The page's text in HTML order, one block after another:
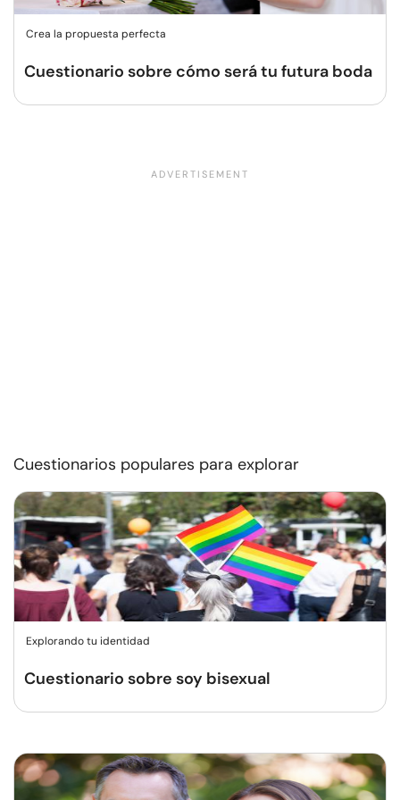
Crea la propuesta perfecta
Cuestionario sobre cómo será tu futura boda
Cuestionarios populares para explorar
Explorando tu identidad
Cuestionario sobre soy bisexual